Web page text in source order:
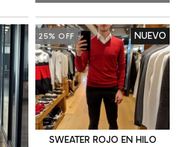
25% OFF NUEVO
SWEATER ROJO EN HILO